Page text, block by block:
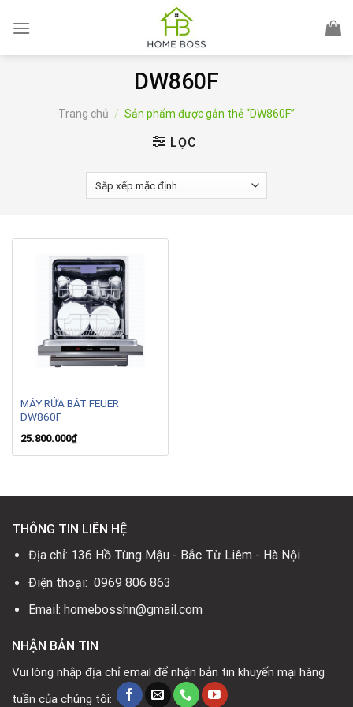
DW860F
Trang chủ / Sản phẩm được gắn thẻ “DW860F”
LỌC
MÁY RỬA BÁT FEUER
DW860F
25.800.000₫
THÔNG TIN LIÊN HỆ
Địa chỉ: 136 Hồ Tùng Mậu - Bắc Từ Liêm - Hà Nội
Điện thoại: 0969 806 863
Email: homebosshn@gmail.com
NHẬN BẢN TIN
Vui lòng nhập địa chỉ email để nhận bản tin khuyến mại hàng
tuần của chúng tôi: